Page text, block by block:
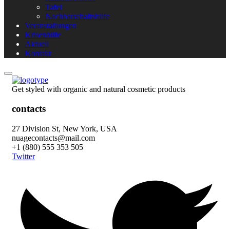
Tafel
Nachbarschaftshilfe
Veranstaltungen
Krisenhilfe
Aktuell
Kontakt
Get styled with organic and natural cosmetic products
contacts
27 Division St, New York, USA
nuagecontacts@mail.com
+1 (880) 555 353 505
Twitter